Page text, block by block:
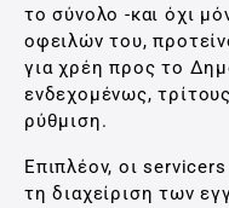
το σύνολο -και όχι
οφειλών του,
για χρέη προς το
ενδεχομένως,
ρύθμιση.
Επιπλέον, οι
τη διαχείριση των